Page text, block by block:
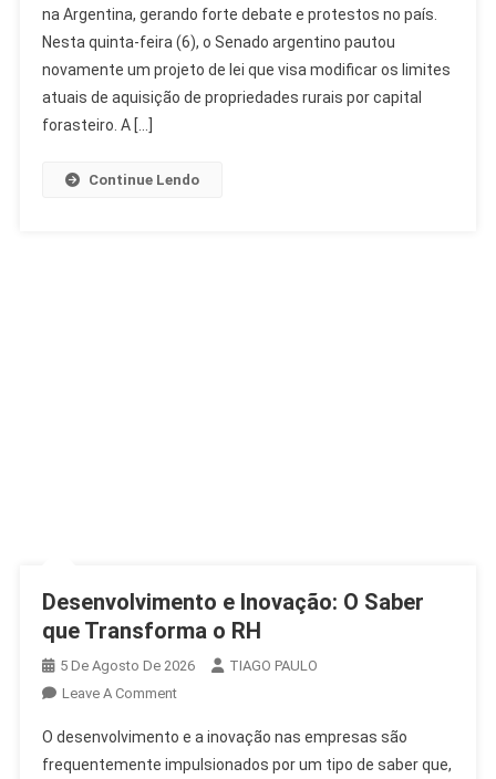
Venda
De
Terras
A
na Argentina, gerando forte debate e protestos no país.
Nesta quinta-feira (6), o Senado argentino pautou
novamente um projeto de lei que visa modificar os limites
atuais de aquisição de propriedades rurais por capital
forasteiro. A […]
Continue Lendo
Desenvolvimento e Inovação: O Saber
que Transforma o RH
5 De Agosto De 2026
TIAGO PAULO
Leave A CommentOn
E
Inovação:
O desenvolvimento e a inovação nas empresas são
frequentemente impulsionados por um tipo de saber que,